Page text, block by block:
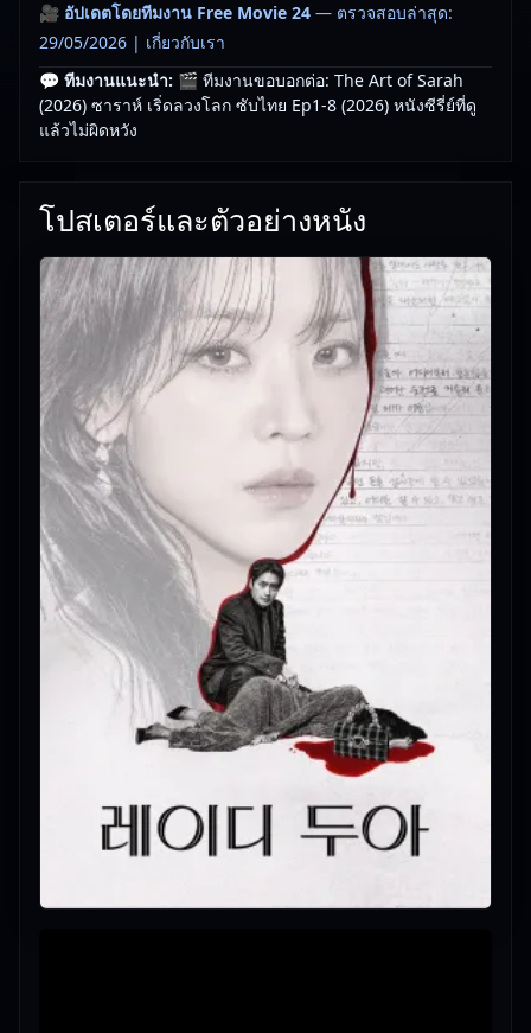
🎥 อัปเดตโดยทีมงาน Free Movie 24 — ตรวจสอบล่าสุด:
29/05/2026 | เกี่ยวกับเรา
💬 ทีมงานแนะนำ: 🎬 ทีมงานขอบอกต่อ: The Art of Sarah
(2026) ซาราห์ เริ่ดลวงโลก ซับไทย Ep1-8 (2026) หนังซีรี่ย์ที่ดู
แล้วไม่ผิดหวัง
โปสเตอร์และตัวอย่างหนัง